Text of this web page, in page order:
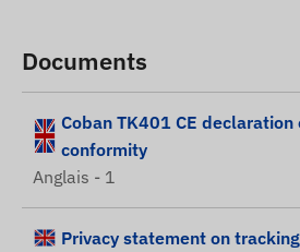
Documents
Coban TK401 CE declaration
conformity
Anglais - 1
Privacy statement on tracking